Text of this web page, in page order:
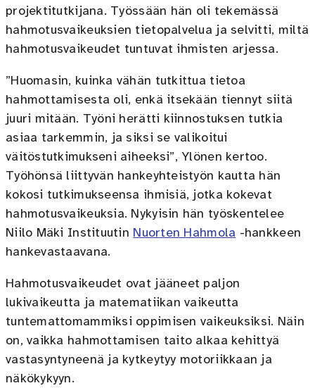
projektitutkijana. Työssään hän oli tekemässä
hahmotusvaikeuksien tietopalvelua ja selvitti, miltä
hahmotusvaikeudet tuntuvat ihmisten arjessa.
”Huomasin, kuinka vähän tutkittua tietoa
hahmottamisesta oli, enkä itsekään tiennyt siitä
juuri mitään. Työni herätti kiinnostuksen tutkia
asiaa tarkemmin, ja siksi se valikoitui
väitöstutkimukseni aiheeksi”, Ylönen kertoo.
Työhönsä liittyvän hankeyhteistyön kautta hän
kokosi tutkimukseensa ihmisiä, jotka kokevat
hahmotusvaikeuksia. Nykyisin hän työskentelee
Niilo Mäki Instituutin Nuorten Hahmola -hankkeen
hankevastaavana.
Hahmotusvaikeudet ovat jääneet paljon
lukivaikeutta ja matematiikan vaikeutta
tuntemattomammiksi oppimisen vaikeuksiksi. Näin
on, vaikka hahmottamisen taito alkaa kehittyä
vastasyntyneenä ja kytkeytyy motoriikkaan ja
näkökykyyn.